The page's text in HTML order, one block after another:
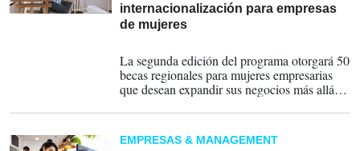
internacionalización para empresas
de mujeres
La segunda edición del programa otorgará 50
becas regionales para mujeres empresarias
que desean expandir sus negocios más allá de
requisitos necesarios.
EMPRESAS & MANAGEMENT